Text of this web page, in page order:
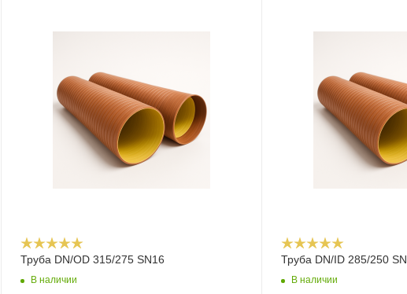
Труба DN/OD 315/275 SN16
В наличии
Труба DN/ID 285/250
В наличии